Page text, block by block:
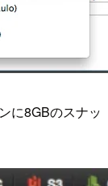
に8GBのスナッ